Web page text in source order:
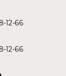
12-66
12-66